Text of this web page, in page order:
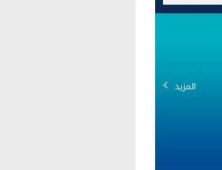
المزيد